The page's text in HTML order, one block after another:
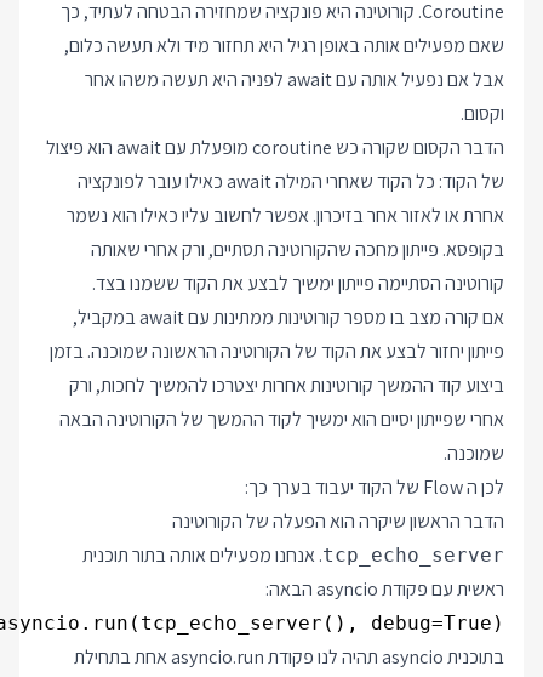
Coroutine. קורוטינה היא פונקציה שמחזירה הבטחה לעתיד, כך
שאם מפעילים אותה באופן רגיל היא תחזור מיד ולא תעשה כלום,
אבל אם נפעיל אותה עם await לפניה היא תעשה משהו אחר
וקסום.
הדבר הקסום שקורה כש coroutine מופעלת עם await הוא פיצול
של הקוד: כל הקוד שאחרי המילה await כאילו עובר לפונקציה
אחרת או לאזור אחר בזיכרון. אפשר לחשוב עליו כאילו הוא נשמר
בקופסא. פייתון מחכה שהקורוטינה תסתיים, ורק אחרי שאותה
קורוטינה הסתיימה פייתון ימשיך לבצע את הקוד ששמנו בצד.
אם קורה מצב בו מספר קורוטינות ממתינות עם await במקביל,
פייתון יחזור לבצע את הקוד של הקורוטינה הראשונה שמוכנה. בזמן
ביצוע קוד ההמשך קורוטינות אחרות יצטרכו להמשיך לחכות, ורק
אחרי שפייתון יסיים הוא ימשיך לקוד ההמשך של הקורוטינה הבאה
שמוכנה.
לכן ה Flow של הקוד יעבוד בערך כך:
הדבר הראשון שיקרה הוא הפעלה של הקורוטינה
tcp_echo_server. אנחנו מפעילים אותה בתור תוכנית
ראשית עם פקודת asyncio הבאה:
debug=True)
בתוכנית asyncio תהיה לנו פקודת asyncio.run אחת בתחילת